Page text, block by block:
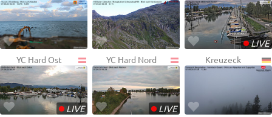
•LIVE
YC Hard Ost
•LIVE
YC Hard Nord
•LIVE
Kreuzeck